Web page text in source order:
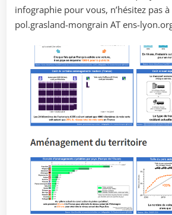
infographie pour vous, n’hésitez pas
pol.grasland-mongrain AT ens-